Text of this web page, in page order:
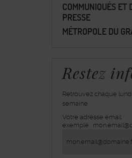
COMMUNIQUÉS ET
PRESSE
MÉTROPOLE DU
Restez
Retrouvez chaque
semaine.
inscrivez-
vous
Votre adresse email
exemple :